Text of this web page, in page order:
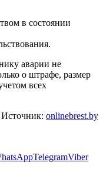
в состоянии
аварии не
о штрафе, размер
всех
Источник: onlinebrest.by
TelegramViber